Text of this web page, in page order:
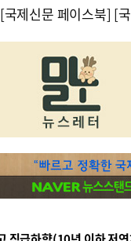
[국제신문 페이스북] [